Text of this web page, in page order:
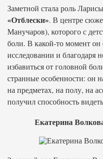
Заметной стала роль
«Отблески». В центре
Манучаров), которого с
боли. В какой-то момент он
исследовании и благодаря
избавиться от головной
странные особенности: он
на предметах, на полу, на
получил способность
Екатерина